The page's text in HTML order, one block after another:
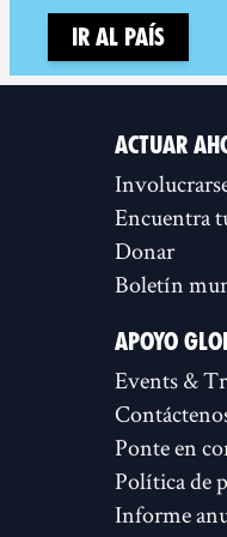
Ir al país
ACTUAR
Encuentra
Donar
Boletín
APOYO
Events &
Ponte en
Política de
Informe